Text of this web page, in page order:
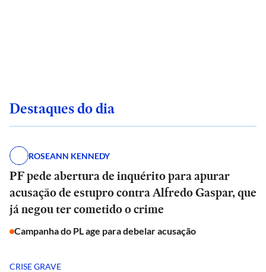
Destaques do dia
ROSEANN KENNEDY
PF pede abertura de inquérito para apurar
acusação de estupro contra Alfredo Gaspar, que
já negou ter cometido o crime
Campanha do PL age para debelar acusação
CRISE GRAVE